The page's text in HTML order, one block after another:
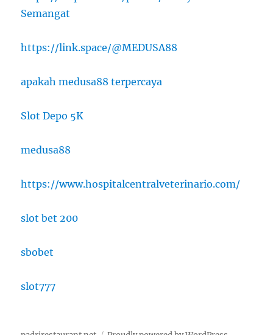
Semangat
https://link.space/@MEDUSA88
apakah medusa88 terpercaya
Slot Depo 5K
medusa88
https://www.hospitalcentralveterinario.com/
slot bet 200
sbobet
slot777